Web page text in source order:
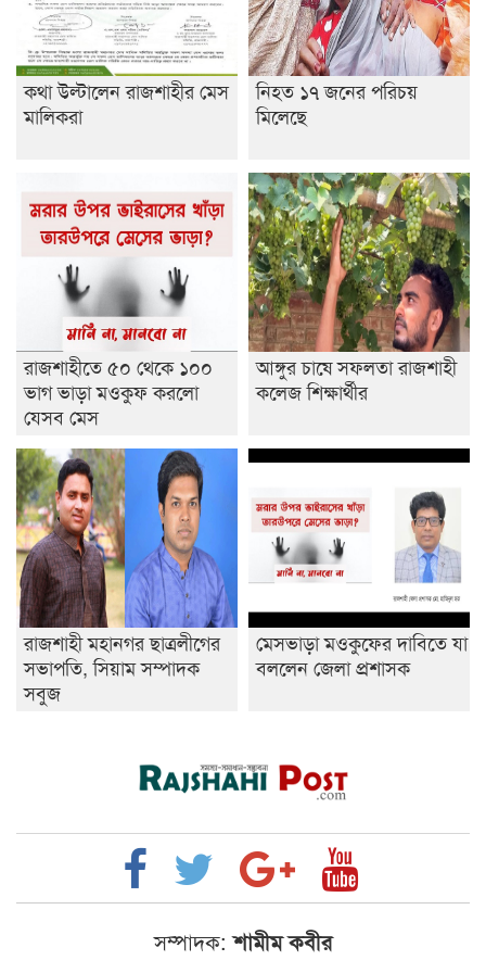
কথা উল্টালেন রাজশাহীর মেস
মালিকরা
নিহত ১৭ জনের পরিচয়
মিলেছে
রাজশাহীতে ৫০ থেকে ১০০
ভাগ ভাড়া মওকুফ করলো
যেসব মেস
আঙ্গুর চাষে সফলতা রাজশাহী
কলেজ শিক্ষার্থীর
রাজশাহী মহানগর ছাত্রলীগের
সভাপতি, সিয়াম সম্পাদক
সবুজ
মেসভাড়া মওকুফের দাবিতে যা
বললেন জেলা প্রশাসক
সম্পাদক: শামীম কবীর